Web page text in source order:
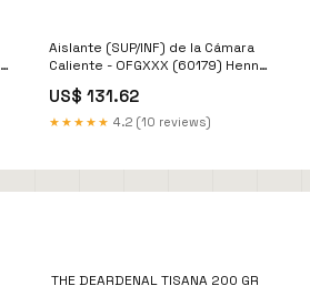
Aislante (SUP/INF) de la Cámara
Caliente - OFGXXX (60179) Henny
US$ 131.62
★★★★★ 4.2 (10 reviews)
THE DEARDENAL TISANA 200 GR